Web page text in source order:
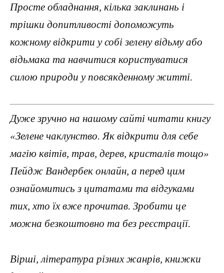
Просте обладнання, кілька заклинань і
трішки допитливості допоможуть
кожному відкрити у собі зелену відьму або
відьмака та навчитися користуватися
силою природи у повсякденному житті.
Дуже зручно на нашому сайті читати книгу
«Зелене чаклунство. Як відкрити для себе
магію квітів, трав, дерев, кристалів тощо»
Пейдж Вандербек онлайн, а перед цим
ознайомитись з цитатами та відгуками
тих, хто їх вже прочитав. Зробити це
можна безкоштовно та без реєстрації.
Вірші, література різних жанрів, книжки